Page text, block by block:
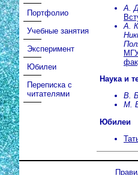
Портфолио
Учебные занятия
Эксперимент
Юбилеи
Переписка с
читателями
А.
А.
Наука и
В.
М.
Юбилеи